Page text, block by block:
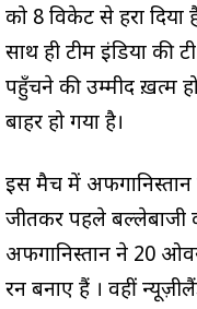
को 8 विकेट से हरा
साथ ही टीम इंडिया की
पहुँचने की उम्मीद ख़त्म
बाहर हो गया है।
इस मैच में अफगानिस्तान
जीतकर पहले बल्लेबाजी
अफगानिस्तान ने 20
रन बनाए हैं । वहीं